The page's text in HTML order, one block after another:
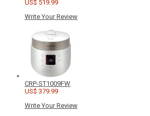
US$ 519.99
Write Your Review
CRP-ST1009FW
US$ 379.99
Write Your Review